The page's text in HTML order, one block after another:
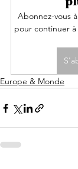
Abonnez-vous
pour continuer
Europe & Monde